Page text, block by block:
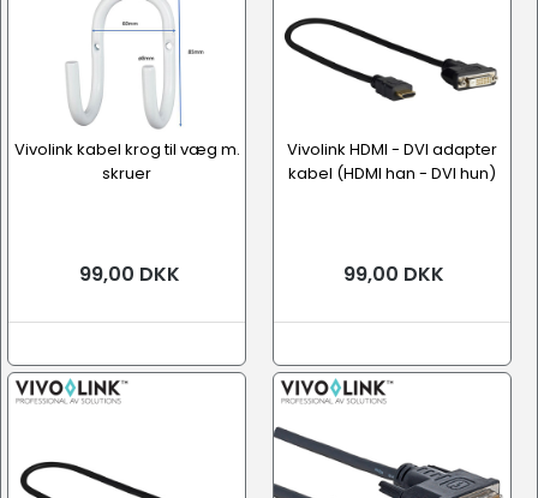
Vivolink kabel krog til væg m.
skruer
99,00 DKK
Vivolink HDMI - DVI adapter
kabel (HDMI han - DVI hun)
99,00 DKK